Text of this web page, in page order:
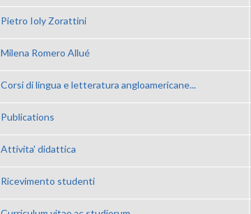
Pietro Ioly Zorattini
Milena Romero Allué
Corsi di lingua e letteratura angloamericane...
Publications
Attivita' didattica
Ricevimento studenti